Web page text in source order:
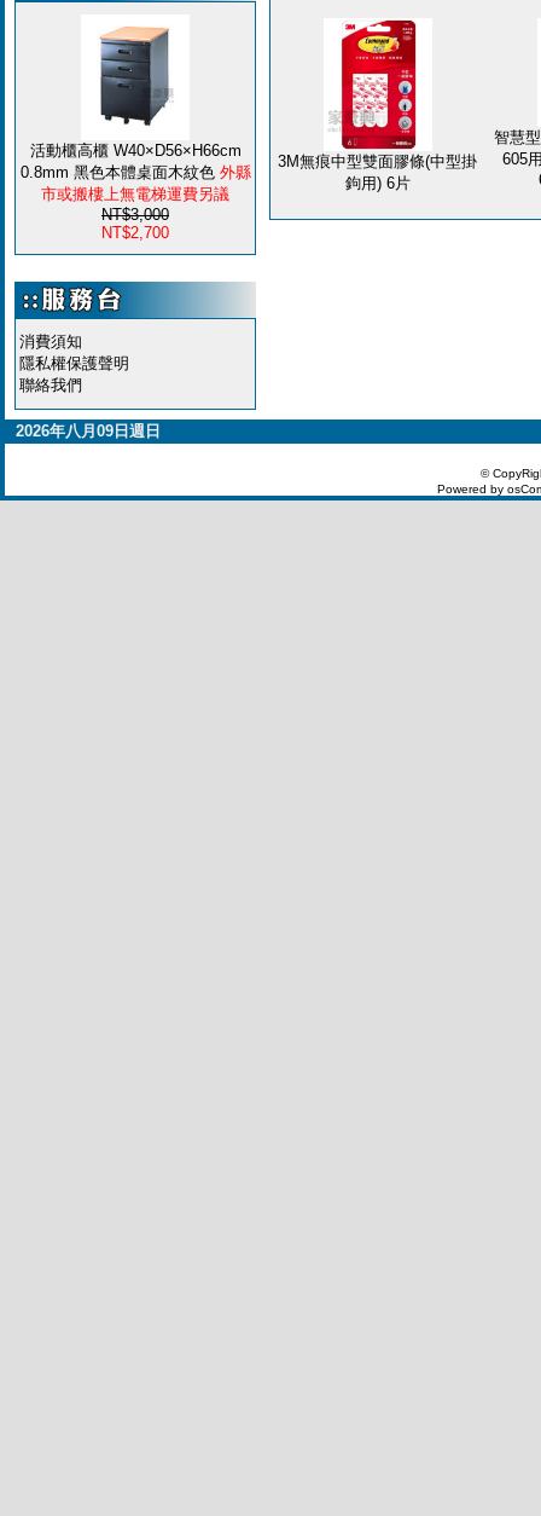
活動櫃高櫃 W40×D56×H66cm
0.8mm 黑色本體桌面木紋色 外縣
市或搬樓上無電梯運費另議
NT$3,000
NT$2,700
消費須知
隱私權保護聲明
聯絡我們
3M無痕中型雙面膠條(中型掛
鉤用) 6片
智慧
605
2026年八月09日週日
©
Powered by